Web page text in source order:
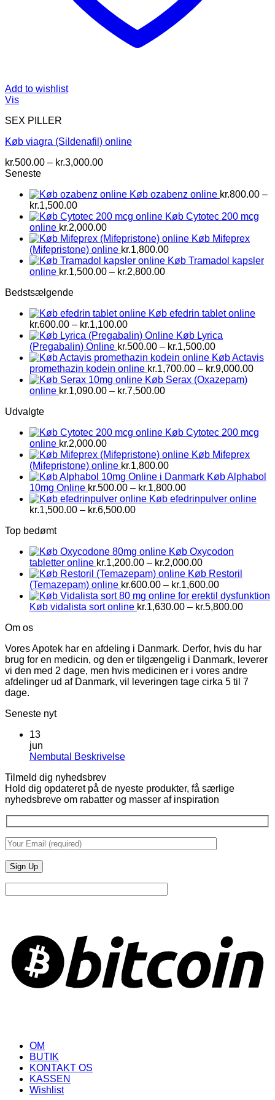
Add to wishlist
Vis
SEX PILLER
Køb viagra (Sildenafil) online
kr.500.00 – kr.3,000.00Prisinterval:
kr.3,000.00
Seneste
Køb ozabenz online kr.800.00 –
kr.1,500.00Prisinterval:
kr.800.00
til
kr.1,500.00
Køb Cytotec 200 mcg
online kr.2,000.00
Køb Mifeprex
(Mifepristone) online kr.1,800.00
Køb Tramadol kapsler
online kr.1,500.00 – kr.2,800.00Prisinterval:
Bedstsælgende
Køb efedrin tablet online
kr.600.00 – kr.1,100.00Prisinterval:
kr.600.00
til
kr.1,100.00
Køb Lyrica
(Pregabalin) Online kr.500.00 – kr.1,500.00Prisinterval:
kr.500.00
til
kr.1,500.00
Køb Actavis
promethazin kodein online kr.1,700.00 – kr.9,000.00
Køb Serax (Oxazepam)
online kr.1,090.00 – kr.7,500.00Prisinterval:
Udvalgte
Køb Cytotec 200 mcg
online kr.2,000.00
Køb Mifeprex
(Mifepristone) online kr.1,800.00
Køb Alphabol
10mg Online kr.500.00 – kr.1,800.00Prisinterval:
kr.500.00
Køb efedrinpulver online
kr.1,500.00 – kr.6,500.00Prisinterval:
Top bedømt
Køb Oxycodon
tabletter online kr.1,200.00 – kr.2,000.00Prisinterval:
kr.1,200.00
til
kr.2,000.00
Køb Restoril
(Temazepam) online kr.600.00 – kr.1,600.00Prisinterval:
kr.600.00
til
Køb vidalista sort online kr.1,630.00 – kr.5,800.00
Om os
Vores Apotek har en afdeling i Danmark. Derfor, hvis du har
brug for en medicin, og den er tilgængelig i Danmark, leverer
vi den med 2 dage, men hvis medicinen er i vores andre
afdelinger ud af Danmark, vil leveringen tage cirka 5 til 7
dage.
Seneste nyt
13
jun
Nembutal BeskrivelseIngen
Nembutal
Beskrivelse
Tilmeld dig nyhedsbrev
Hold dig opdateret på de nyeste produkter, få særlige
nyhedsbreve om rabatter og masser af inspiration
OM
BUTIK
KONTAKT OS
KASSEN
Wishlist